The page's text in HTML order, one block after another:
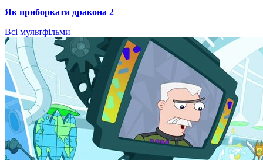
Як приборкати дракона 2
Всі мультфільми